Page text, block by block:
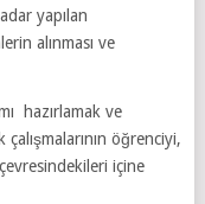
yapılan
alınması ve
hazırlamak ve
öğrenciyi,
içine